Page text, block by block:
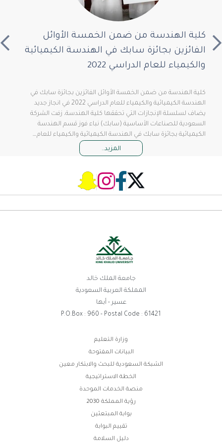
كلية الهندسة من ضمن الخمسة الأوائل
الفائزين بجائزة سابك في الهندسة الكيميائية
والكيمياء للعام الدراسي 2022
كلية الهندسة من ضمن الخمسة الأوائل الفائزين بجائزة سابك في
الهندسة الكيميائية والكيمياء للعام الدراسي 2022 في انجاز جديد
يضاف لسلسلة الإنجازات التي تحققها كلية الهندسة، زفت الشركة
السعودية للصناعات الأساسية (سابك) نباء فوز قسم الهندسة
الكيميائية بجائزة سابك في الهندسة الكيميائية والكيمياء للعام…
المزيد..
جامعة الملك خالد
المملكة العربية السعودية
عسير - أبها
P.O.Box : 960 - Postal Code : 61421
وزارة التعليم
البيانات المفتوحة
الشبكة السعودية للبحث والابتكار معين
الخطة الاستراتيجية
منصة الخدمات الموحدة
رؤية المملكة 2030
بوابة المبتعثين
تقييم البوابة
دليل السلامة